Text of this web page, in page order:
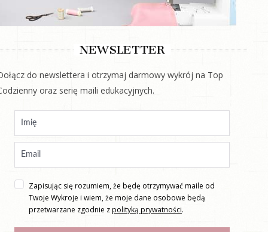
NEWSLETTER
do newslettera i otrzymaj darmowy wykrój na Top
oraz serię maili edukacyjnych.
Zapisując się rozumiem, że będę otrzymywać maile od
Twoje Wykroje i wiem, że moje dane osobowe będą
przetwarzane zgodnie zpolityką prywatności.